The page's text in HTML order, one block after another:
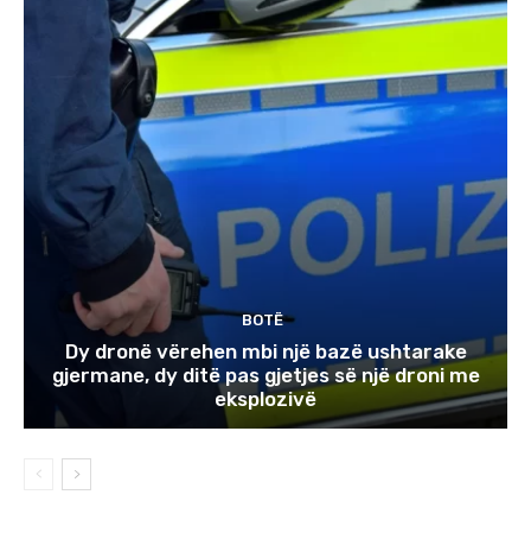
BOTË
Dy dronë vërehen mbi një bazë ushtarake
gjermane, dy ditë pas gjetjes së një droni me
eksplozivë